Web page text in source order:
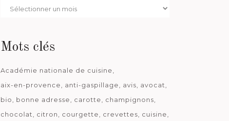
Par
Mots clés
Académie nationale de cuisine
aix-en-provence
anti-gaspillage avis
avocat
bio
bonne adresse carotte
champignons
chocolat
citron courgette crevettes
cuisine